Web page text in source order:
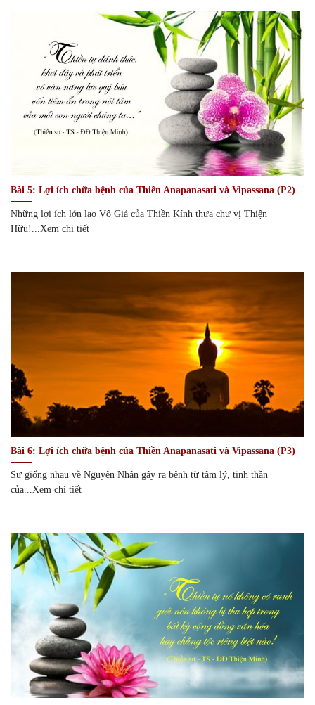
Bài 5: Lợi ích chữa bệnh của Thiền Anapanasati và Vipassana (P2)
Những lợi ích lớn lao Vô Giá của Thiền Kính thưa chư vị Thiện
Hữu!...Xem chi tiết
Bài 6: Lợi ích chữa bệnh của Thiền Anapanasati và Vipassana (P3)
Sự giống nhau về Nguyên Nhân gây ra bệnh từ tâm lý, tinh thần
của...Xem chi tiết